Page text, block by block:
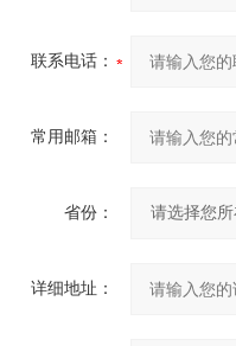
联系电话：
常用邮箱：
省份：
详细地址：